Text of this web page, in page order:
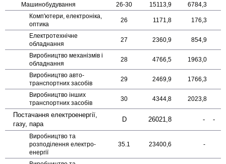
Машино­будування 26-30 15113,9
6784,3
Комп'ютери, електроніка,
оптика
26 1171,8 176,3
Електро­технічне
обладнання
27 2360,9 854,9
Виробництво механізмів і
обладнання
28 4766,5 1963,0
Виробництво авто­
транспортних засобів
29 2469,9 1766,3
Виробництво інших
транспортних засобів
30 4344,8 2023,8
Постачання електро­енергії,
газу, пара
D 26021,8 - -
Виробництво та
розподілення електро­
енергії
35.1 23400,6 -